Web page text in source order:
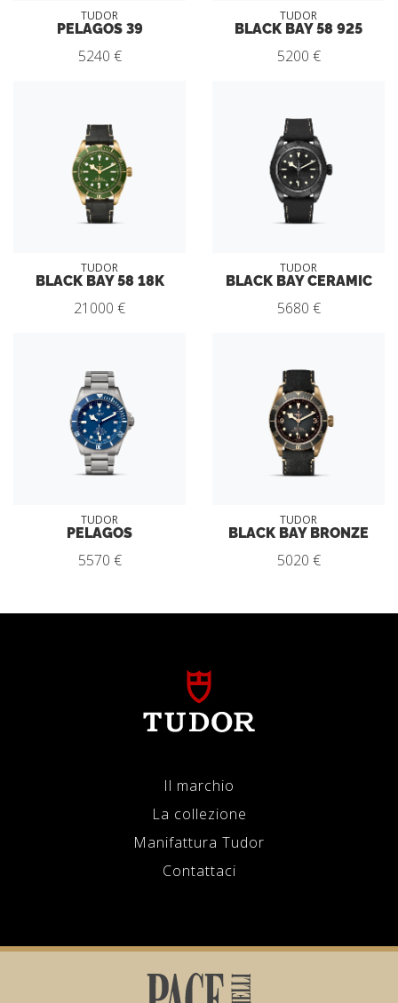
TUDOR
PELAGOS 39
5240 €
TUDOR
BLACK BAY 58 925
5200 €
TUDOR
BLACK BAY 58 18K
21000 €
TUDOR
BLACK BAY CERAMIC
5680 €
TUDOR
PELAGOS
5570 €
TUDOR
BLACK BAY BRONZE
5020 €
Il marchio
La collezione
Manifattura Tudor
Contattaci